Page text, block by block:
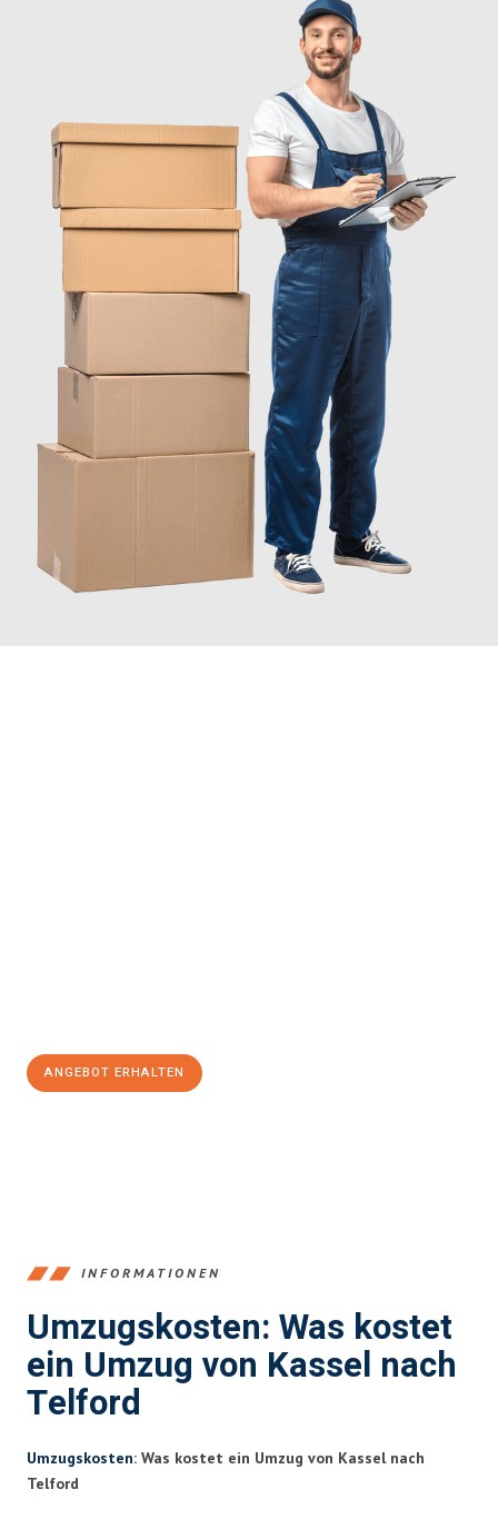
ANGEBOT ERHALTEN
INFORMATIONEN
Umzugskosten: Was kostet
ein Umzug von Kassel nach
Telford
Umzugskosten: Was kostet ein Umzug von Kassel nach
Telford